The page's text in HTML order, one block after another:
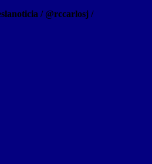
/ @rccarlosj /